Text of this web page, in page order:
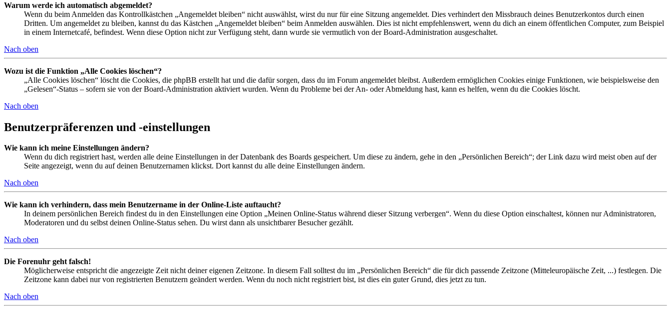
Warum werde ich automatisch abgemeldet?
Wenn du beim Anmelden das Kontrollkästchen „Angemeldet bleiben“ nicht auswählst, wirst du nur für eine Sitzung angemeldet. Dies verhindert den Missbrauch deines Benutzerkontos durch einen
Dritten. Um angemeldet zu bleiben, kannst du das Kästchen „Angemeldet bleiben“ beim Anmelden auswählen. Dies ist nicht empfehlenswert, wenn du dich an einem öffentlichen Computer, zum Beispiel
in einem Internetcafé, befindest. Wenn diese Option nicht zur Verfügung steht, dann wurde sie vermutlich von der Board-Administration ausgeschaltet.
Nach oben
Wozu ist die Funktion „Alle Cookies löschen“?
„Alle Cookies löschen“ löscht die Cookies, die phpBB erstellt hat und die dafür sorgen, dass du im Forum angemeldet bleibst. Außerdem ermöglichen Cookies einige Funktionen, wie beispielsweise den
„Gelesen“-Status – sofern sie von der Board-Administration aktiviert wurden. Wenn du Probleme bei der An- oder Abmeldung hast, kann es helfen, wenn du die Cookies löscht.
Nach oben
Benutzerpräferenzen und -einstellungen
Wie kann ich meine Einstellungen ändern?
Wenn du dich registriert hast, werden alle deine Einstellungen in der Datenbank des Boards gespeichert. Um diese zu ändern, gehe in den „Persönlichen Bereich“; der Link dazu wird meist oben auf der
Seite angezeigt, wenn du auf deinen Benutzernamen klickst. Dort kannst du alle deine Einstellungen ändern.
Nach oben
Wie kann ich verhindern, dass mein Benutzername in der Online-Liste auftaucht?
In deinem persönlichen Bereich findest du in den Einstellungen eine Option „Meinen Online-Status während dieser Sitzung verbergen“. Wenn du diese Option einschaltest, können nur Administratoren,
Moderatoren und du selbst deinen Online-Status sehen. Du wirst dann als unsichtbarer Besucher gezählt.
Nach oben
Die Forenuhr geht falsch!
Möglicherweise entspricht die angezeigte Zeit nicht deiner eigenen Zeitzone. In diesem Fall solltest du im „Persönlichen Bereich“ die für dich passende Zeitzone (Mitteleuropäische Zeit, ...) festlegen. Die
Zeitzone kann dabei nur von registrierten Benutzern geändert werden. Wenn du noch nicht registriert bist, ist dies ein guter Grund, dies jetzt zu tun.
Nach oben